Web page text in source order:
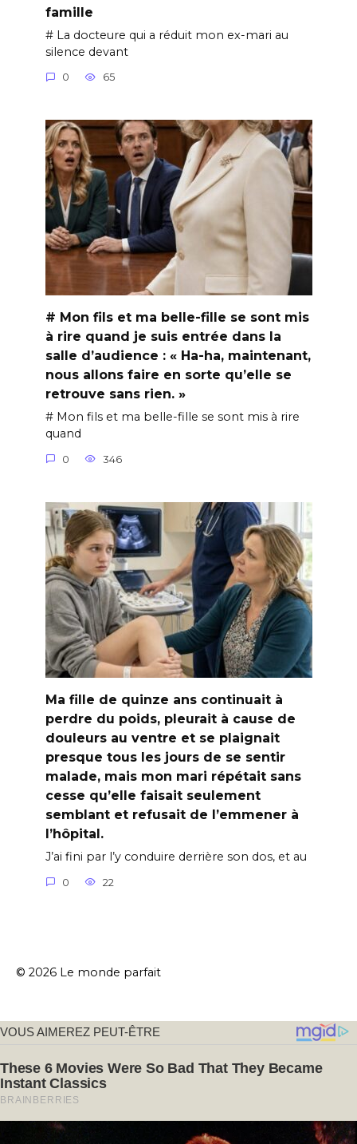
famille
# La docteure qui a réduit mon ex-mari au
silence devant
0 65
# Mon fils et ma belle-fille se sont mis
à rire quand je suis entrée dans la
salle d’audience : « Ha-ha, maintenant,
nous allons faire en sorte qu’elle se
retrouve sans rien. »
# Mon fils et ma belle-fille se sont mis à rire
quand
0 346
Ma fille de quinze ans continuait à
perdre du poids, pleurait à cause de
douleurs au ventre et se plaignait
presque tous les jours de se sentir
malade, mais mon mari répétait sans
cesse qu’elle faisait seulement
semblant et refusait de l’emmener à
l’hôpital.
J’ai fini par l’y conduire derrière son dos, et au
0 22
© 2026 Le monde parfait